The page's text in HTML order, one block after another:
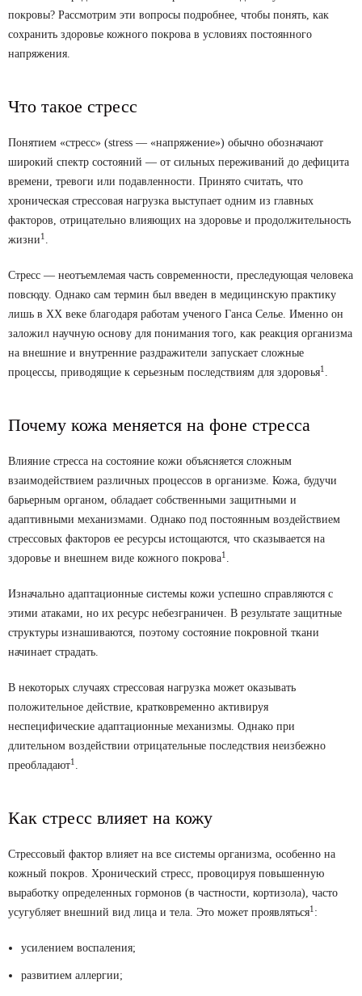
покровы? Рассмотрим эти вопросы подробнее, чтобы понять, как
сохранить здоровье кожного покрова в условиях постоянного
напряжения.
Что такое стресс
Понятием «стресс» (stress — «напряжение») обычно обозначают
широкий спектр состояний — от сильных переживаний до дефицита
времени, тревоги или подавленности. Принято считать, что
хроническая стрессовая нагрузка выступает одним из главных
факторов, отрицательно влияющих на здоровье и продолжительность
жизни1 .
Стресс — неотъемлемая часть современности, преследующая человека
повсюду. Однако сам термин был введен в медицинскую практику
лишь в XX веке благодаря работам ученого Ганса Селье. Именно он
заложил научную основу для понимания того, как реакция организма
на внешние и внутренние раздражители запускает сложные
процессы, приводящие к серьезным последствиям для здоровья1 .
Почему кожа меняется на фоне стресса
Влияние стресса на состояние кожи объясняется сложным
взаимодействием различных процессов в организме. Кожа, будучи
барьерным органом, обладает собственными защитными и
адаптивными механизмами. Однако под постоянным воздействием
стрессовых факторов ее ресурсы истощаются, что сказывается на
здоровье и внешнем виде кожного покрова1 .
Изначально адаптационные системы кожи успешно справляются с
этими атаками, но их ресурс небезграничен. В результате защитные
структуры изнашиваются, поэтому состояние покровной ткани
начинает страдать.
В некоторых случаях стрессовая нагрузка может оказывать
положительное действие, кратковременно активируя
неспецифические адаптационные механизмы. Однако при
длительном воздействии отрицательные последствия неизбежно
преобладают1 .
Как стресс влияет на кожу
Стрессовый фактор влияет на все системы организма, особенно на
кожный покров. Хронический стресс, провоцируя повышенную
выработку определенных гормонов (в частности, кортизола), часто
усугубляет внешний вид лица и тела. Это может проявляться1 :
усилением воспаления;
развитием аллергии;